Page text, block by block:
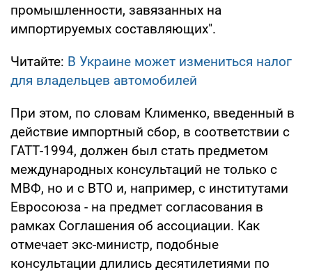
промышленности, завязанных на
импортируемых составляющих".
Читайте: В Украине может измениться налог
для владельцев автомобилей
При этом, по словам Клименко, введенный в
действие импортный сбор, в соответствии с
ГАТТ-1994, должен был стать предметом
международных консультаций не только с
МВФ, но и с ВТО и, например, с институтами
Евросоюза - на предмет согласования в
рамках Соглашения об ассоциации. Как
отмечает экс-министр, подобные
консультации длились десятилетиями по